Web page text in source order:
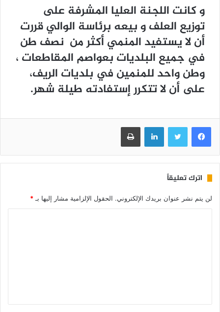
و كانت اللجنة العليا المشرفة على
توزيع العلف و بيعه برئاسة الوالي قررت
أن لا يستفيد المنمي أكثر من نصف طن
في جميع البلديات بعواصم المقاطعات ،
وطن واحد للمنمين في بلديات الريف،
على أن لا تتكرر إستفادته طيلة شهر.
فيسبوك تويتر لينكدإن طباعة
اترك تعليقاً
لن يتم نشر عنوان بريدك الإلكتروني. الحقول الإلزامية مشار إليها بـ *